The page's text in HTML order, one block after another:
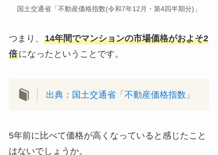
国土交通省「不動産価格指数(令和7年12月・第4四半期分)」
つまり、 14年間でマンションの市場価格がおよそ2
倍になったということです。
出典：国土交通省「不動産価格指数」
5年前に比べて価格が高くなっていると感じたこと
はないでしょうか。